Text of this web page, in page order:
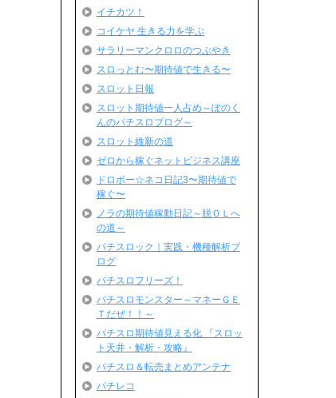
イチカツ！
コイケヤ 生きる力を学ぶ
サラリーマンクロロのつぶやき
スロっとむ〜期待値で生きる〜
スロット日報
スロット期待値一人占め～ぽのく
んのパチスロブログ～
スロット維新の道
ゼロから稼ぐネットビジネス講座
ドロボー☆ネコ日記3〜期待値で
稼ぐ〜
ノラの期待値稼動日記～脱ＯＬへ
の道～
パチスロック｜実践・機種解析ブ
ログ
パチスロフリーズ！
パチスロモンスター～マネーＧＥ
Ｔだぜ！！～
パチスロ期待値見える化 『スロッ
ト天井・解析・攻略』
パチスロ＆転売まとめアンテナ
パチレコ